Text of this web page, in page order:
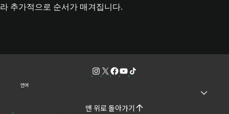
라 추가적으로 순서가 매겨집니다.
언어
맨 위로 돌아가기